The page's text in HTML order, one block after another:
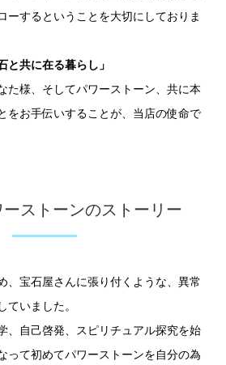
ーするということを大切にしておりま
と共に在る暮らし」
た様、そしてパワーストーン、共に本
をお手伝いすることが、当店の使命で
ーストーンのストーリー
、宝石屋さんに張り付くような、異常
いました。
、自己啓発、スピリチュアル探究を始
って初めてパワーストーンを自分の為